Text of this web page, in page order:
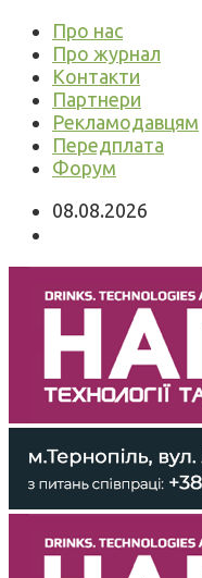
Про нас
Про журнал
Контакти
Партнери
Рекламодавцям
Передплата
Форум
08.08.2026